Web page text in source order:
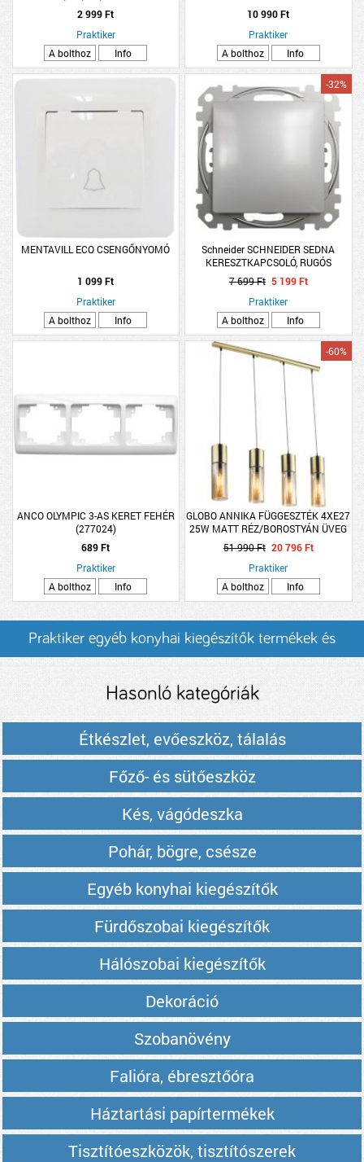
2 999 Ft
Praktiker
A bolthoz
Info
10 990 Ft
Praktiker
A bolthoz
Info
MENTAVILL ECO CSENGŐNYOMÓ
1 099 Ft
Praktiker
A bolthoz
Info
Schneider SCHNEIDER SEDNA
KERESZTKAPCSOLÓ, RUGÓS
BEKÖTÉS, 10AX, ALUMÍNIUM SZÍNŰ
-32%
7 699 Ft 5 199 Ft
Praktiker
A bolthoz
Info
ANCO OLYMPIC 3-AS KERET FEHÉR
(277024)
689 Ft
Praktiker
A bolthoz
Info
GLOBO ANNIKA FÜGGESZTÉK 4XE27
25W MATT RÉZ/BOROSTYÁN ÜVEG
156×80CM
-60%
51 990 Ft 20 796 Ft
Praktiker
A bolthoz
Info
Praktiker egyéb konyhai kiegészítők termékek és
Hasonló kategóriák
Étkészlet, evőeszköz, tálalás
Főző- és sütőeszköz
Kés, vágódeszka
Pohár, bögre, csésze
Egyéb konyhai kiegészítők
Fürdőszobai kiegészítők
Hálószobai kiegészítők
Dekoráció
Szobanövény
Falióra, ébresztőóra
Háztartási papírtermékek
Tisztítóeszközök, tisztítószerek